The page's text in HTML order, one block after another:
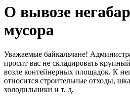
О вывозе
мусора
Уважаемые байкальчане!
просит вас не складировать
возле контейнерных площадок. К
относится строительные отходы,
холодильники и т. д.